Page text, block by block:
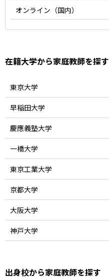
オンライン（国内）
在籍大学から家庭教師を探す
東京大学
早稲田大学
慶應義塾大学
一橋大学
東京工業大学
京都大学
大阪大学
神戸大学
出身校から家庭教師を探す